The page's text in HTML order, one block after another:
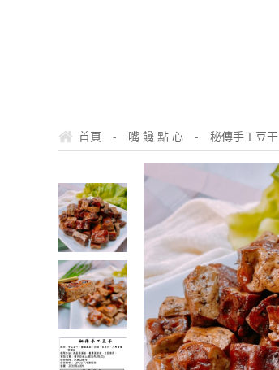
首頁 - 嘴 饞 點 心 - 秘傳手工豆干